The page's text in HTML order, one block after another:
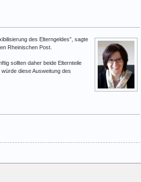
des Elterngeldes”, sagte
Rheinischen Post.
sollten daher beide Elternteile
diese Ausweitung des